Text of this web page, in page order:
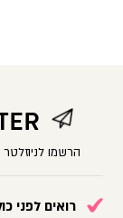
הרשמו
רואים לפני